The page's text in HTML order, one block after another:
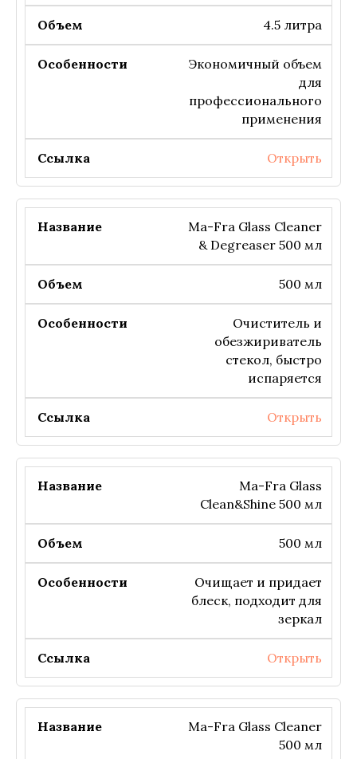
4.5 литра
Экономичный объем
для
профессионального
применения
Открыть
Ma-Fra Glass Cleaner
& Degreaser 500 мл
500 мл
Очиститель и
обезжириватель
стекол, быстро
испаряется
Открыть
Ma-Fra Glass
Clean&Shine 500 мл
500 мл
Очищает и придает
блеск, подходит для
зеркал
Открыть
Ma-Fra Glass Cleaner
500 мл